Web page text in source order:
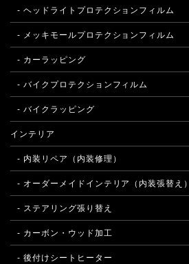
- ヘッドライトプロテクションフィルム
- メッキモールプロテクションフィルム
- カーラッピング
- バイクプロテクションフィルム
- バイクラッピング
インテリア
- 内装リペア（内装修理）
- オーダーメイドインテリア（内装張替え）
- ステアリング張り替え
- カーボン・ウッド加工
- 後付けシートヒーター